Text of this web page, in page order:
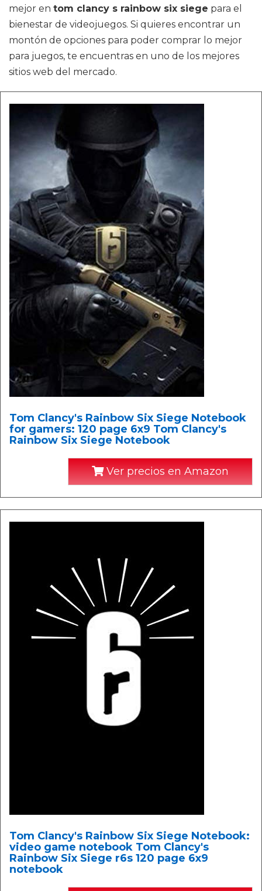
mejor en tom clancy s rainbow six siege para el
bienestar de videojuegos. Si quieres encontrar un
montón de opciones para poder comprar lo mejor
para juegos, te encuentras en uno de los mejores
sitios web del mercado.
Tom Clancy's Rainbow Six Siege Notebook
for gamers: 120 page 6x9 Tom Clancy's
Rainbow Six Siege Notebook
Ver precios en Amazon
Tom Clancy's Rainbow Six Siege Notebook:
video game notebook Tom Clancy's
Rainbow Six Siege r6s 120 page 6x9
notebook